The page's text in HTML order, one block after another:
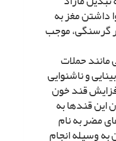
داشتن مغز به
گرسنگى، موجب
حملات
و ناشنوایى
قند خون
قندها به
مضر به نام
وسیله انجام